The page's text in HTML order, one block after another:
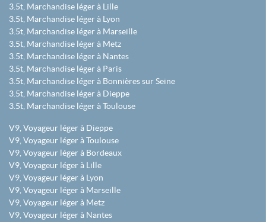
3.5t, Marchandise léger à Lille
3.5t, Marchandise léger à Lyon
3.5t, Marchandise léger à Marseille
3.5t, Marchandise léger à Metz
3.5t, Marchandise léger à Nantes
3.5t, Marchandise léger à Paris
3.5t, Marchandise léger à Bonnières sur Seine
3.5t, Marchandise léger à Dieppe
3.5t, Marchandise léger à Toulouse
V9, Voyageur léger à Dieppe
V9, Voyageur léger à Toulouse
V9, Voyageur léger à Bordeaux
V9, Voyageur léger à Lille
V9, Voyageur léger à Lyon
V9, Voyageur léger à Marseille
V9, Voyageur léger à Metz
V9, Voyageur léger à Nantes